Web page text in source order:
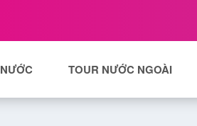
TOUR NƯỚC NGOÀI